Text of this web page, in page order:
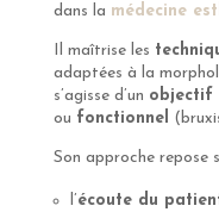
dans la médecine
Il maîtrise les
adaptées à la
s’agisse d’un objectif
ou fonctionnel
Son approche repose
l’écoute du